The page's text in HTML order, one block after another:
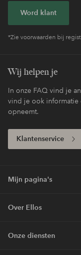
Word klant
*Zie voorwaarden bij
Wij helpen je
In onze FAQ vind je
vind je ook informatie
opneemt.
Klantenservice
Mijn pagina's
Over Ellos
Onze diensten